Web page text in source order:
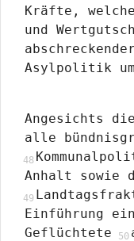
Kräfte,
und
Asylpolitik
Angesichts
alle
Anhalt sowie
Einführung
Geflüchtete